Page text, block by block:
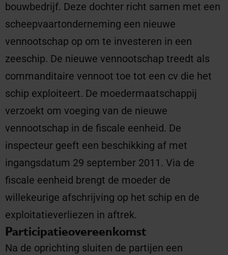
bouwbedrijf. Deze dochter richt samen met een
scheepvaartonderneming een nieuwe
vennootschap op om te investeren in een
zeeschip. De nieuwe vennootschap treedt als
commanditaire vennoot toe tot een cv die het
schip exploiteert. De moedermaatschappij
verzoekt om voeging van de nieuwe
vennootschap in de fiscale eenheid. De
inspecteur geeft een beschikking af met
ingangsdatum 29 september 2011. Via de
fiscale eenheid brengt de moeder de
willekeurige afschrijving op het schip en de
exploitatieverliezen in aftrek.
Participatieovereenkomst
Na de oprichting sluiten de partijen een